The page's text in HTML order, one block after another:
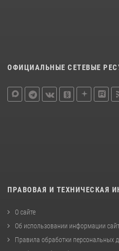
ОФИЦИАЛЬНЫЕ СЕТЕВЫЕ
ПРАВОВАЯ И ТЕХНИЧЕСКАЯ
О сайте
Об использовании информации
Правила обработки персональных